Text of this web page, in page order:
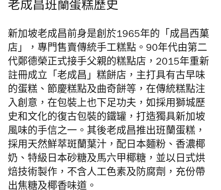
老成昌班蘭蛋糕歷史
新加坡老成昌前身是創於1965年的「成昌西菓
店」，專門售賣傳統手工糕點。90年代由第二
代鄭德榮正式接手父親的糕點店，2015年重新
註冊成立「老成昌」糕餅店，主打具有古早味
的蛋糕、節慶糕點及曲奇餅等， 在傳統糕點注
入創意，在包裝上也下足功夫，如採用獅城歷
史和文化的復古包裝的鐵罐，打造獨具新加坡
風味的手信之一。其後老成昌推出班蘭蛋糕，
採用天然鮮萃斑蘭葉汁，配日本麵粉、香濃椰
奶、特級日本砂糖及馬六甲椰糖，並以日式烘
焙技術製作，不含人工色素及防腐劑，充份帶
出焦糖及椰香味道。